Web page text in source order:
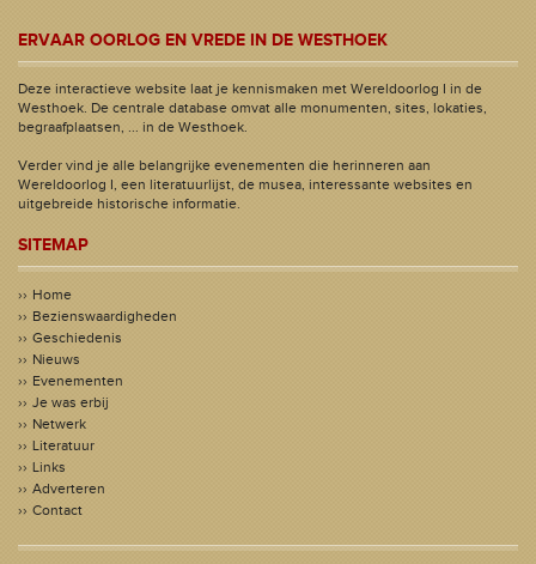
ERVAAR OORLOG EN VREDE IN DE WESTHOEK
Deze interactieve website laat je kennismaken met Wereldoorlog I in de
Westhoek. De centrale database omvat alle monumenten, sites, lokaties,
begraafplaatsen, ... in de Westhoek.
Verder vind je alle belangrijke evenementen die herinneren aan
Wereldoorlog I, een literatuurlijst, de musea, interessante websites en
uitgebreide historische informatie.
SITEMAP
Home
Bezienswaardigheden
Geschiedenis
Nieuws
Evenementen
Je was erbij
Netwerk
Literatuur
Links
Adverteren
Contact